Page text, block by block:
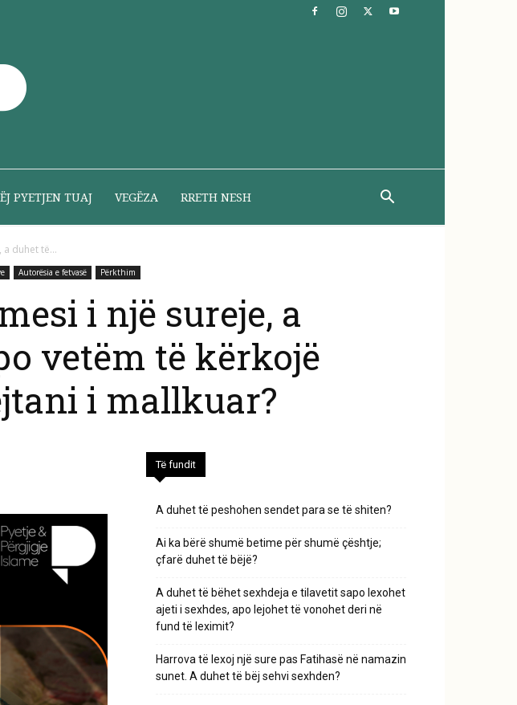
PYETJEN TUAJ VEGËZA RRETH NESH
a duhet të...
Autorësia e fetvasë Përkthim
i një sureje, a
vetëm të kërkojë
i mallkuar?
Të fundit
A duhet të peshohen sendet para se të shiten?
Ai ka bërë shumë betime për shumë çështje;
çfarë duhet të bëjë?
A duhet të bëhet sexhdeja e tilavetit sapo lexohet
ajeti i sexhdes, apo lejohet të vonohet deri në
fund të leximit?
Harrova të lexoj një sure pas Fatihasë në namazin
sunet. A duhet të bëj sehvi sexhden?